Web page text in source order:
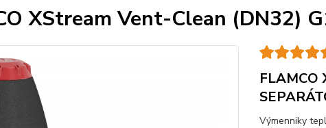
XStream Vent-Clean (DN32)
FLAMCO
Výmenniky